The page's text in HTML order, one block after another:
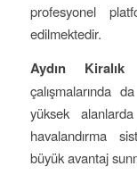
profesyonel
edilmektedir.
Aydın Kiralık
çalışmalarında
yüksek
havalandırma
büyük avantaj